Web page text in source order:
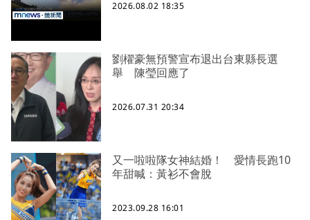
2026.08.02 18:35
劉櫂豪無預警宣布退出台東縣長選
舉 陳瑩回應了
2026.07.31 20:34
又一啦啦隊女神結婚！ 愛情長跑10
年甜喊：黃衫不會脫
2023.09.28 16:01